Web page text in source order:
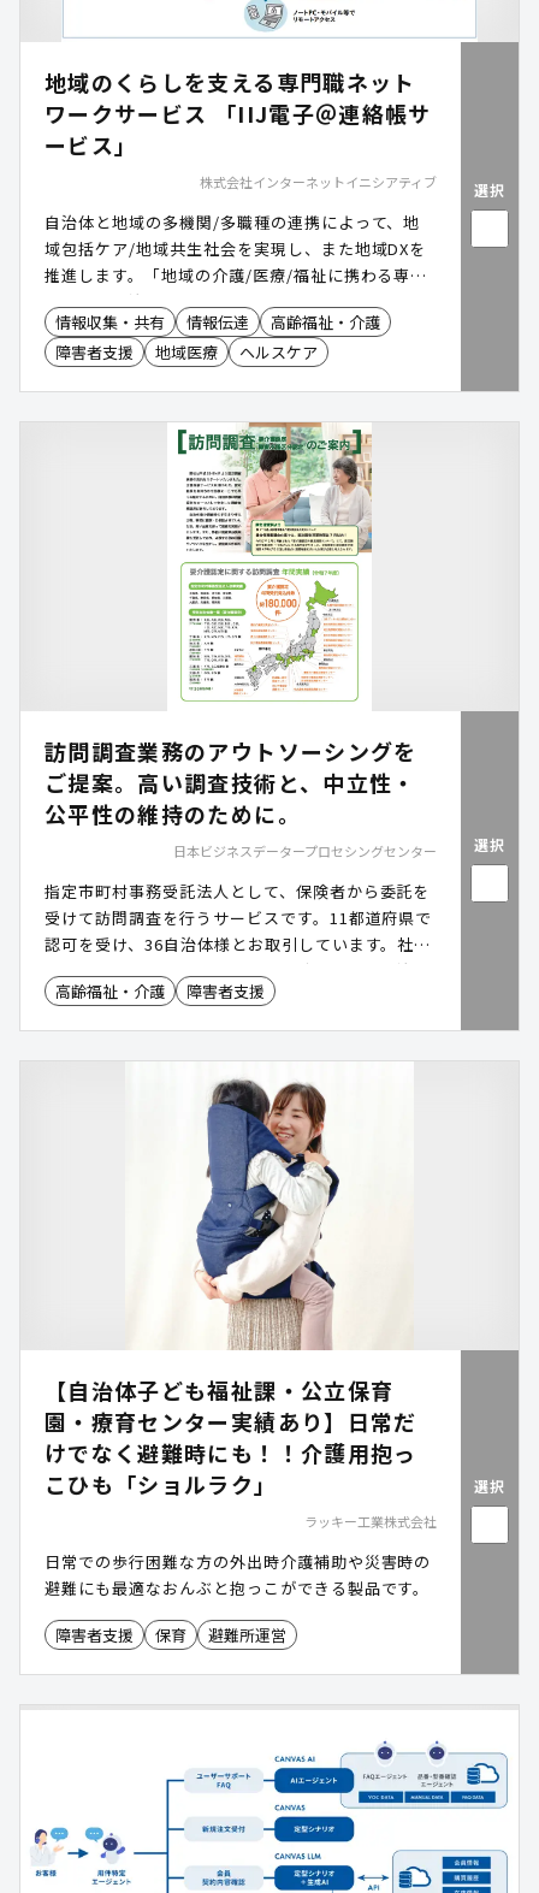
地域のくらしを支える専門職ネット
ワークサービス 「IIJ電子＠連絡帳サ
ービス」
株式会社インターネットイニシアティブ
自治体と地域の多機関/多職種の連携によって、地
域包括ケア/地域共生社会を実現し、また地域DXを
推進します。「地域の介護/医療/福祉に携わる専門
職」と「自治体」の情報共有をすすめ、「地域のく
らしを支える」プラットフォームです。
情報収集・共有 情報伝達
高齢福祉・介護
障害者支援
地域医療 ヘルスケア
選択
訪問調査業務のアウトソーシングを
ご提案。高い調査技術と、中立性・
公平性の維持のために。
日本ビジネスデータープロセシングセンター
指定市町村事務受託法人として、保険者から委託を
受けて訪問調査を行うサービスです。11都道府県で
認可を受け、36自治体様とお取引しています。社内
研修を受けた調査員によって被保険者の方も自治体
様も安心できる調査を実施します。
高齢福祉・介護 障害者支援
選択
【自治体子ども福祉課・公立保育
園・療育センター実績あり】日常だ
けでなく避難時にも！！介護用抱っ
こひも「ショルラク」
ラッキー工業株式会社
日常での歩行困難な方の外出時介護補助や災害時の
避難にも最適なおんぶと抱っこができる製品です。
障害者支援 保育 避難所運営
選択